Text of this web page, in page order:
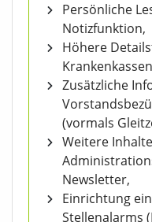
Persönliche
Notizfunktion,
Höhere
Zusätzliche
(vormals
Weitere
Newsletter,
Einrichtung
Stellenalarms